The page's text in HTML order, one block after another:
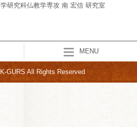
研究科仏教学専攻 南 宏信 研究室
MENU
GURS All Rights Reserved